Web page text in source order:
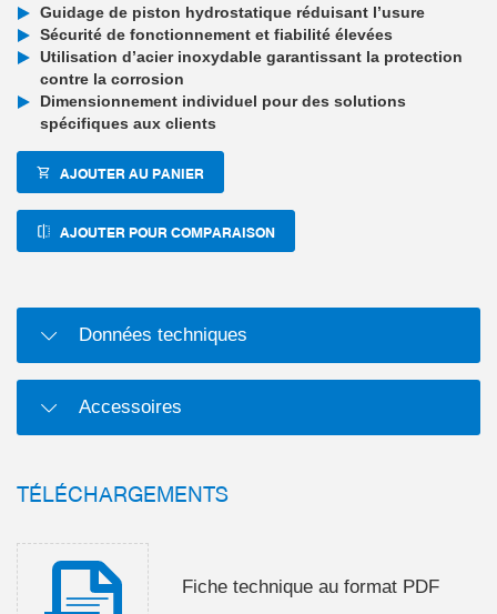
Guidage de piston hydrostatique réduisant l’usure
Sécurité de fonctionnement et fiabilité élevées
Utilisation d’acier inoxydable garantissant la protection
contre la corrosion
Dimensionnement individuel pour des solutions
spécifiques aux clients
AJOUTER AU PANIER
AJOUTER POUR COMPARAISON
Données techniques
Accessoires
TÉLÉCHARGEMENTS
Fiche technique au format PDF